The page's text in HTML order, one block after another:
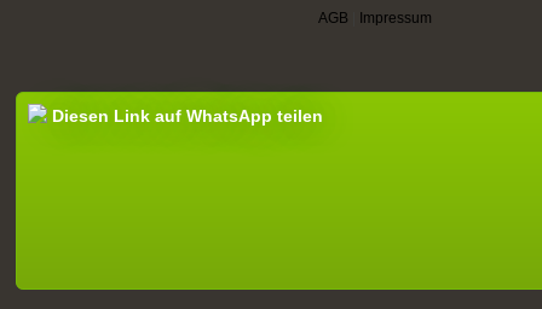
AGB Impressum
Diesen Link auf WhatsApp teilen